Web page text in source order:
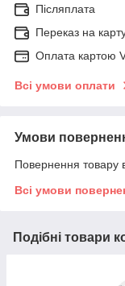
Післяплата
Переказ на
Оплата картою
Всі умови оплати
Умови
Повернення товару
Всі умови
Подібні товари